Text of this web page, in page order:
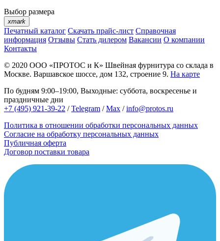
Выбор размера
xmark
Печатный каталог Скачать прайс-лист Справочная
информация Отзывы Стать дилером Вакансии О компании
Контакты
© 2020 ООО «ПРОТОС и К» Швейная фурнитура со склада в
Москве. Варшавское шоссе, дом 132, строение 9. На карте
По будням 9:00–19:00, Выходные: суббота, воскресенье и
праздничные дни
+7 (495) 921-39-22 /Telegram /Max /info@protos.ru
Политика в отношении обработки персональных данных
Согласие на обработку персональных данных
Публичная оферта
Договор поставки товара